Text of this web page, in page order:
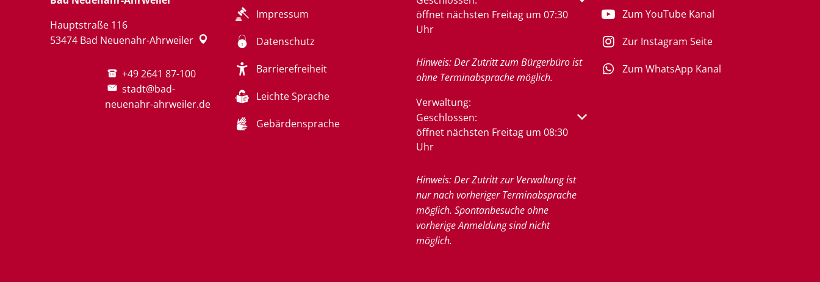
Hauptstraße 116
53474 Bad Neuenahr-Ahrweiler
+49 2641 87-100
stadt@bad-
neuenahr-ahrweiler.de
Impressum
Datenschutz
Barrierefreiheit
Leichte Sprache
Gebärdensprache
öffnet nächsten Freitag um 07:30
Uhr
Hinweis: Der Zutritt zum Bürgerbüro ist
ohne Terminabsprache möglich.
Verwaltung:
Klicken, um weitere Öffnungs- oder Schließzeiten auszublenden
Geschlossen:
öffnet nächsten Freitag um 08:30
Uhr
Hinweis: Der Zutritt zur Verwaltung ist
nur nach vorheriger Terminabsprache
möglich. Spontanbesuche ohne
vorherige Anmeldung sind nicht
möglich.
Zum YouTube Kanal
Zur Instagram Seite
Zum WhatsApp Kanal